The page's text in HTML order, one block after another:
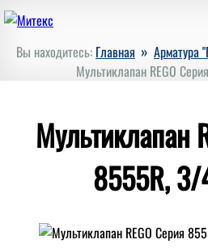
Вы находитесь: Главная » Арматура
Мультиклапан REGO
Мультиклапан
8555R, 3/